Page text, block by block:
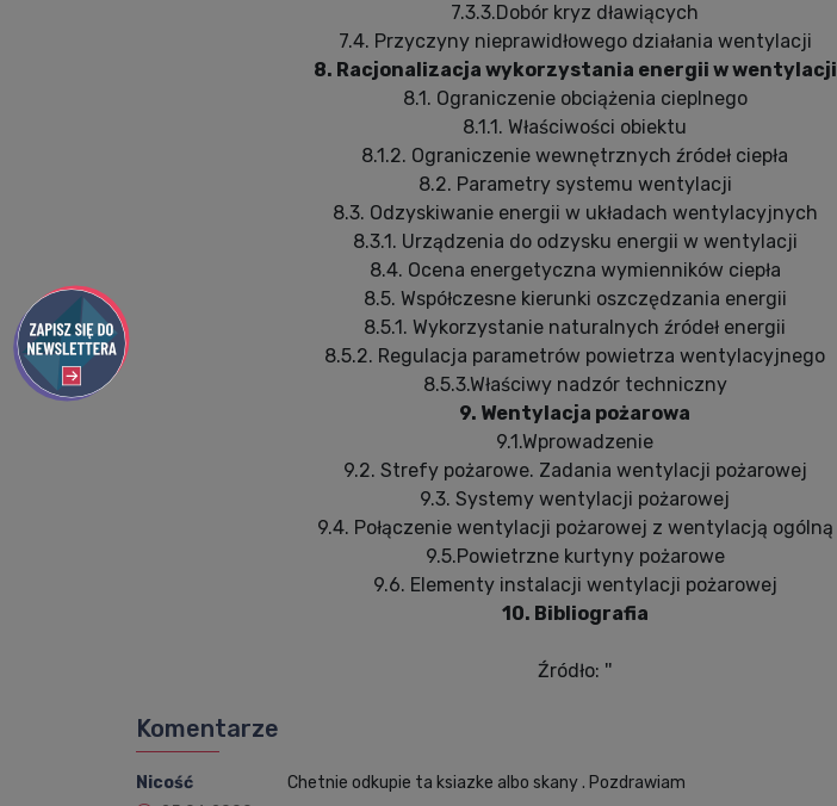
7.3.3.Dobór kryz dławiących
7.4. Przyczyny nieprawidłowego działania wentylacji
8. Racjonalizacja wykorzystania energii w wentylacji
8.1. Ograniczenie obciążenia cieplnego
8.1.1. Właściwości obiektu
8.1.2. Ograniczenie wewnętrznych źródeł ciepła
8.2. Parametry systemu wentylacji
8.3. Odzyskiwanie energii w układach wentylacyjnych
8.3.1. Urządzenia do odzysku energii w wentylacji
8.4. Ocena energetyczna wymienników ciepła
8.5. Współczesne kierunki oszczędzania energii
8.5.1. Wykorzystanie naturalnych źródeł energii
8.5.2. Regulacja parametrów powietrza wentylacyjnego
8.5.3.Właściwy nadzór techniczny
9. Wentylacja pożarowa
9.1.Wprowadzenie
9.2. Strefy pożarowe. Zadania wentylacji pożarowej
9.3. Systemy wentylacji pożarowej
9.4. Połączenie wentylacji pożarowej z wentylacją ogólną
9.5.Powietrzne kurtyny pożarowe
9.6. Elementy instalacji wentylacji pożarowej
10. Bibliografia
Źródło: ''
Komentarze
Nicość
Chetnie odkupie ta ksiazke albo skany . Pozdrawiam